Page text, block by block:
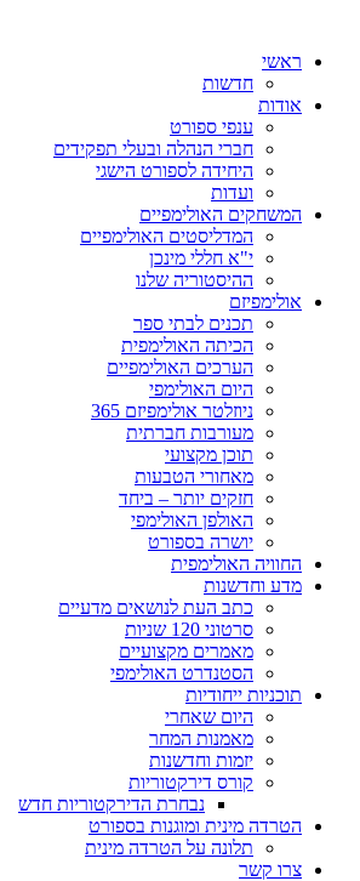
ראשי
חדשות
אודות
ענפי ספורט
חברי הנהלה ובעלי תפקידים
היחידה לספורט הישגי
ועדות
המשחקים האולימפיים
המדליסטים האולימפיים
י"א חללי מינכן
ההיסטוריה שלנו
אולימפיזם
תכנים לבתי ספר
הכיתה האולימפית
הערכים האולימפיים
היום האולימפי
ניוזלטר אולימפיזם 365
מעורבות חברתית
תוכן מקצועי
מאחורי הטבעות
חזקים יותר – ביחד
האולפן האולימפי
יושרה בספורט
החוויה האולימפית
מדע וחדשנות
כתב העת לנושאים מדעיים
סרטוני 120 שניות
מאמרים מקצועיים
הסטנדרט האולימפי
תוכניות ייחודיות
היום שאחרי
מאמנות המחר
יזמות וחדשנות
קורס דירקטוריות
נבחרת הדירקטוריות חדש
הטרדה מינית ומוגנות בספורט
תלונה על הטרדה מינית
צרו קשר